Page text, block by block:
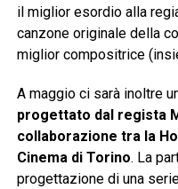
il miglior esordio alla
canzone originale della
miglior compositrice
A maggio ci sarà inoltre
progettato dal regista
collaborazione tra la
Cinema di Torino. La
progettazione di una